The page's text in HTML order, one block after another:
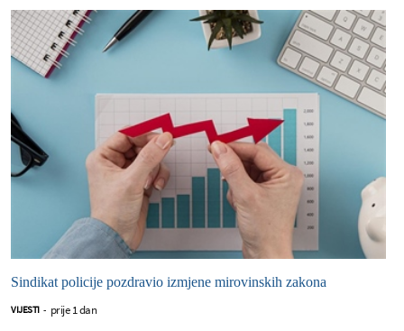
Sindikat policije pozdravio izmjene mirovinskih zakona
VIJESTI - prije 1 dan